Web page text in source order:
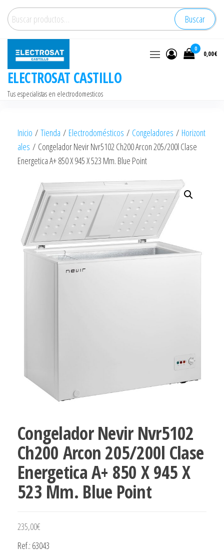
Saltar
contenido
Buscar
por:
Buscar
ELECTROSAT CASTILLO
Tus especialistas en electrodomesticos
0
0,00€
Inicio / Tienda / Electrodomésticos / Congeladores / Horizont
ales / Congelador Nevir Nvr5102 Ch200 Arcon 205/200l Clase
Energetica A+ 850 X 945 X 523 Mm. Blue Point
Congelador Nevir Nvr5102
Ch200 Arcon 205/200l Clase
Energetica A+ 850 X 945 X
523 Mm. Blue Point
235,00€
Ref.: 63043